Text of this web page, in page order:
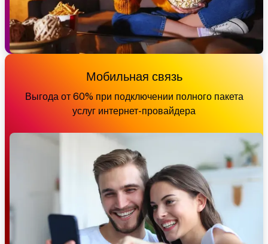
Мобильная связь
Выгода от 60% при подключении полного пакета
услуг интернет-провайдера